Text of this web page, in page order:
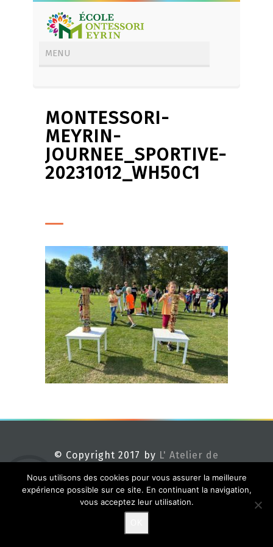
MONTESSORI-
MEYRIN-
JOURNEE_SPORTIVE-
20231012_WH50C1
© Copyright 2017 by L' Atelier de
Nous utilisons des cookies pour vous assurer la meilleure
expérience possible sur ce site. En continuant la navigation,
vous acceptez leur utilisation.